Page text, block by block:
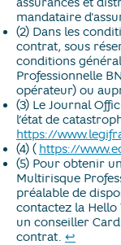
mandataire
(2) Dans les
contrat, sous
conditions
Professionnelle
opérateur) ou
(3) Le Journal
l’état de
https://
(4) (​ https://
(5) Pour obtenir
Multirisque
préalable de
contactez la
un conseiller
contrat. ↩